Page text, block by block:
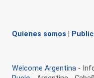
Quienes somos
Welcome Argentina -